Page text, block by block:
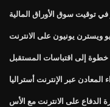
في توقيت سوق الأوراق المالية
ويسترن يونيون على الانترنت
خطوة إلى اقتباسات المستقبل
المعادن عبر الإنترنت أستراليا
الدفاع على الانترنت مع الأس